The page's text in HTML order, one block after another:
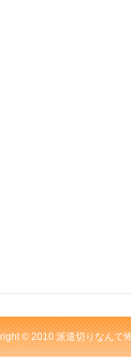
© 2010 派遣切りなんて